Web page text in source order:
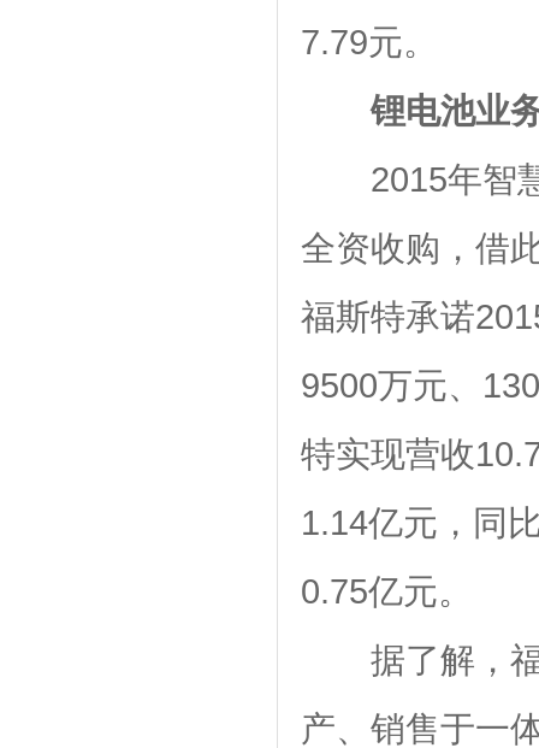
7.79元。
锂电池业
2015年智
全资收购，借
福斯特承诺
9500万元、
特实现营收
1.14亿元，同
0.75亿元。
据了解，
产、销售于一